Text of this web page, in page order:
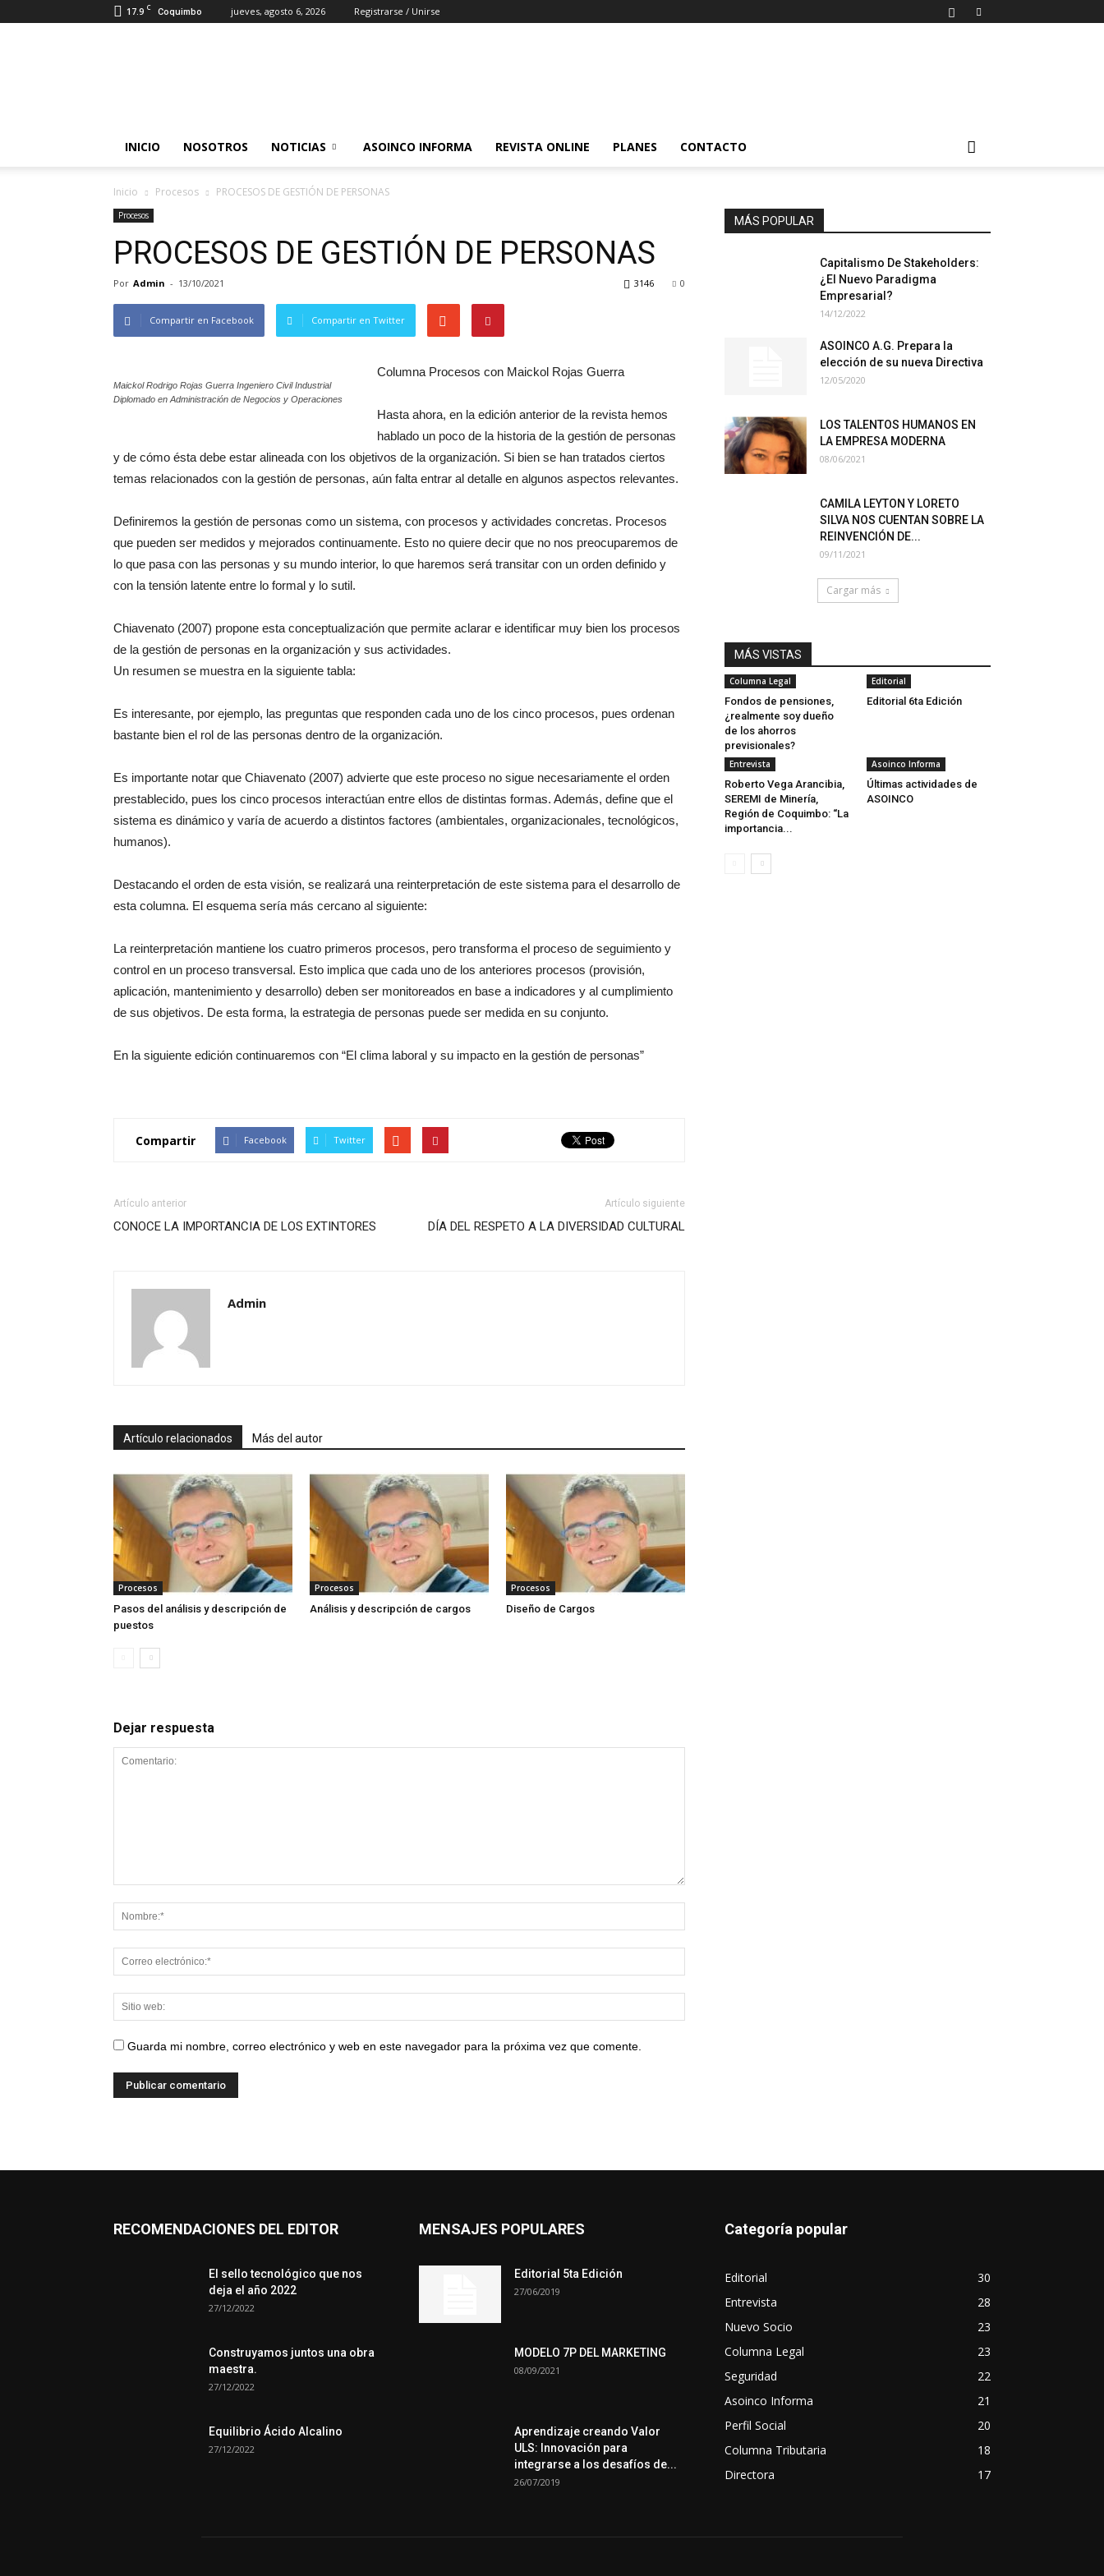
17.9 C Coquimbo jueves, agosto 6, 2026 Registrarse / Unirse
INICIO NOSOTROS NOTICIAS ASOINCO INFORMA REVISTA ONLINE PLANES CONTACTO
Inicio Procesos PROCESOS DE GESTIÓN DE PERSONAS
Procesos
PROCESOS DE GESTIÓN DE PERSONAS
Por Admin - 13/10/2021 0
3146
Compartir en Facebook Compartir en Twitter
Maickol Rodrigo Rojas Guerra Ingeniero Civil Industrial
Diplomado en Administración de Negocios y Operaciones
Columna Procesos con Maickol Rojas Guerra
Hasta ahora, en la edición anterior de la revista hemos
hablado un poco de la historia de la gestión de personas
y de cómo ésta debe estar alineada con los objetivos de la organización. Si bien se han tratados ciertos
temas relacionados con la gestión de personas, aún falta entrar al detalle en algunos aspectos relevantes.
Definiremos la gestión de personas como un sistema, con procesos y actividades concretas. Procesos
que pueden ser medidos y mejorados continuamente. Esto no quiere decir que no nos preocuparemos de
lo que pasa con las personas y su mundo interior, lo que haremos será transitar con un orden definido y
con la tensión latente entre lo formal y lo sutil.
Chiavenato (2007) propone esta conceptualización que permite aclarar e identificar muy bien los procesos
de la gestión de personas en la organización y sus actividades.
Un resumen se muestra en la siguiente tabla:
Es interesante, por ejemplo, las preguntas que responden cada uno de los cinco procesos, pues ordenan
bastante bien el rol de las personas dentro de la organización.
Es importante notar que Chiavenato (2007) advierte que este proceso no sigue necesariamente el orden
prestablecido, pues los cinco procesos interactúan entre ellos de distintas formas. Además, define que el
sistema es dinámico y varía de acuerdo a distintos factores (ambientales, organizacionales, tecnológicos,
humanos).
Destacando el orden de esta visión, se realizará una reinterpretación de este sistema para el desarrollo de
esta columna. El esquema sería más cercano al siguiente:
La reinterpretación mantiene los cuatro primeros procesos, pero transforma el proceso de seguimiento y
control en un proceso transversal. Esto implica que cada uno de los anteriores procesos (provisión,
aplicación, mantenimiento y desarrollo) deben ser monitoreados en base a indicadores y al cumplimiento
de sus objetivos. De esta forma, la estrategia de personas puede ser medida en su conjunto.
En la siguiente edición continuaremos con “El clima laboral y su impacto en la gestión de personas”
Compartir Facebook Twitter
Artículo anterior
CONOCE LA IMPORTANCIA DE LOS EXTINTORES
Artículo siguiente
DÍA DEL RESPETO A LA DIVERSIDAD CULTURAL
Admin
Artículo relacionados Más del autor
Procesos
Pasos del análisis y descripción de
puestos
Procesos
Análisis y descripción de cargos
Procesos
Diseño de Cargos
Dejar respuesta
Guarda mi nombre, correo electrónico y web en este navegador para la próxima vez que comente.
MÁS POPULAR
Capitalismo De Stakeholders:
¿El Nuevo Paradigma
Empresarial?
14/12/2022
ASOINCO A.G. Prepara la
elección de su nueva Directiva
12/05/2020
LOS TALENTOS HUMANOS EN
LA EMPRESA MODERNA
08/06/2021
CAMILA LEYTON Y LORETO
SILVA NOS CUENTAN SOBRE LA
REINVENCIÓN DE...
09/11/2021
Cargar más
MÁS VISTAS
Columna Legal
Fondos de pensiones,
¿realmente soy dueño
de los ahorros
previsionales?
Editorial
Editorial 6ta Edición
Entrevista
Roberto Vega Arancibia,
SEREMI de Minería,
Región de Coquimbo: “La
importancia...
Asoinco Informa
Últimas actividades de
ASOINCO
RECOMENDACIONES DEL EDITOR
El sello tecnológico que nos
deja el año 2022
27/12/2022
Construyamos juntos una obra
maestra.
27/12/2022
Equilibrio Ácido Alcalino
27/12/2022
MENSAJES POPULARES
Editorial 5ta Edición
27/06/2019
MODELO 7P DEL MARKETING
08/09/2021
Aprendizaje creando Valor
ULS: Innovación para
integrarse a los desafíos de...
26/07/2019
Categoría popular
Editorial
30
Entrevista
28
Nuevo Socio
23
Columna Legal
23
Seguridad
22
Asoinco Informa
21
Perfil Social
20
Columna Tributaria
18
Directora
17